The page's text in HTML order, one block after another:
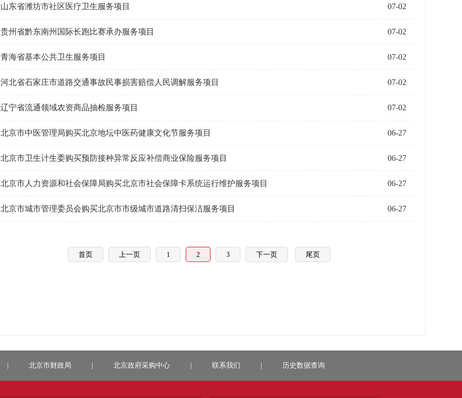
山东省潍坊市社区医疗卫生服务项目 07-02
贵州省黔东南州国际长跑比赛承办服务项目 07-02
青海省基本公共卫生服务项目 07-02
河北省石家庄市道路交通事故民事损害赔偿人民调解服务项目 07-02
辽宁省流通领域农资商品抽检服务项目 07-02
北京市中医管理局购买北京地坛中医药健康文化节服务项目 06-27
北京市卫生计生委购买预防接种异常反应补偿商业保险服务项目 06-27
北京市人力资源和社会保障局购买北京市社会保障卡系统运行维护服务项目 06-27
北京市城市管理委员会购买北京市市级城市道路清扫保洁服务项目 06-27
首页 上一页 1 2 3 下一页 尾页
北京市财政局 北京政府采购中心 联系我们 历史数据查询